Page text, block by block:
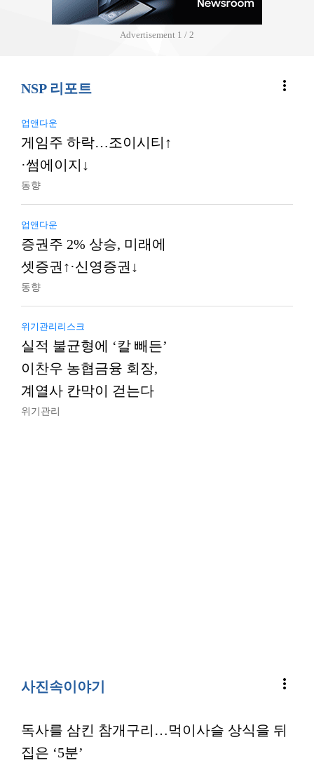
Advertisement 2 / 2
NSP 리포트 more_vert
업앤다운
게임주 하락…조이시티↑
·썸에이지↓
동향
업앤다운
증권주 2% 상승, 미래에
셋증권↑·신영증권↓
동향
위기관리리스크
실적 불균형에 ‘칼 빼든’
이찬우 농협금융 회장,
계열사 칸막이 걷는다
위기관리
사진속이야기 more_vert
독사를 삼킨 참개구리…먹이사슬 상식을 뒤
집은 ‘5분’